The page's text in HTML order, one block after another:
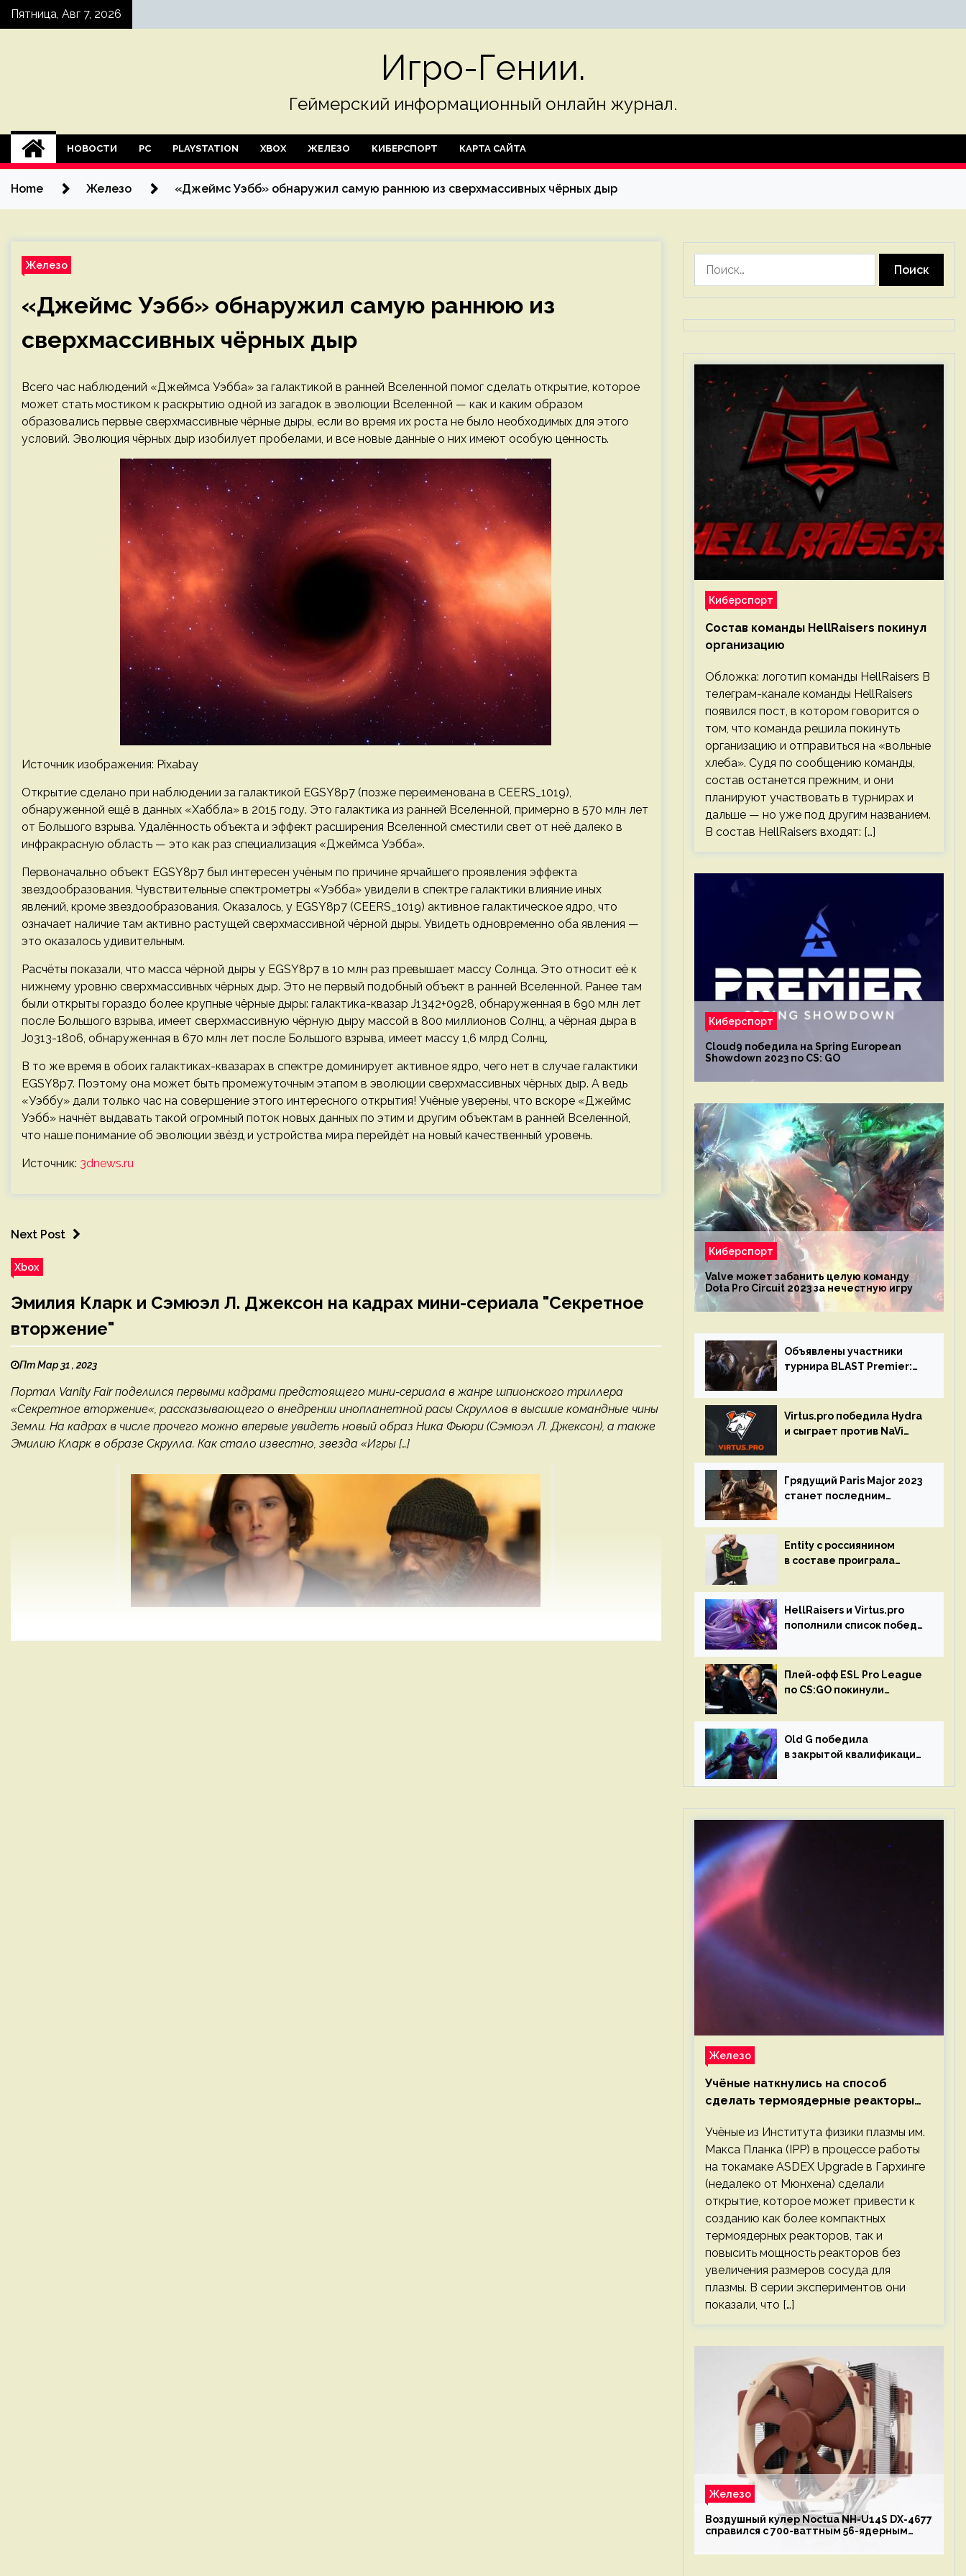
SkipПятница, Авг 7, 2026
Игро-Гении.
Геймерский информационный онлайн журнал.
НОВОСТИ PC PLAYSTATION XBOX ЖЕЛЕЗО КИБЕРСПОРТ КАРТА САЙТА
Home Железо «Джеймс Уэбб» обнаружил самую раннюю из сверхмассивных чёрных дыр
Железо
«Джеймс Уэбб» обнаружил самую раннюю из
сверхмассивных чёрных дыр
Всего час наблюдений «Джеймса Уэбба» за галактикой в ранней Вселенной помог сделать открытие, которое
может стать мостиком к раскрытию одной из загадок в эволюции Вселенной — как и каким образом
образовались первые сверхмассивные чёрные дыры, если во время их роста не было необходимых для этого
условий. Эволюция чёрных дыр изобилует пробелами, и все новые данные о них имеют особую ценность.
Источник изображения: Pixabay
Открытие сделано при наблюдении за галактикой EGSY8p7 (позже переименована в CEERS_1019),
обнаруженной ещё в данных «Хаббла» в 2015 году. Это галактика из ранней Вселенной, примерно в 570 млн лет
от Большого взрыва. Удалённость объекта и эффект расширения Вселенной сместили свет от неё далеко в
инфракрасную область — это как раз специализация «Джеймса Уэбба».
Первоначально объект EGSY8p7 был интересен учёным по причине ярчайшего проявления эффекта
звездообразования. Чувствительные спектрометры «Уэбба» увидели в спектре галактики влияние иных
явлений, кроме звездообразования. Оказалось, у EGSY8p7 (CEERS_1019) активное галактическое ядро, что
означает наличие там активно растущей сверхмассивной чёрной дыры. Увидеть одновременно оба явления —
это оказалось удивительным.
Расчёты показали, что масса чёрной дыры у EGSY8p7 в 10 млн раз превышает массу Солнца. Это относит её к
нижнему уровню сверхмассивных чёрных дыр. Это не первый подобный объект в ранней Вселенной. Ранее там
были открыты гораздо более крупные чёрные дыры: галактика-квазар J1342+0928, обнаруженная в 690 млн лет
после Большого взрыва, имеет сверхмассивную чёрную дыру массой в 800 миллионов Солнц, а чёрная дыра в
J0313-1806, обнаруженная в 670 млн лет после Большого взрыва, имеет массу 1,6 млрд Солнц.
В то же время в обоих галактиках-квазарах в спектре доминирует активное ядро, чего нет в случае галактики
EGSY8p7. Поэтому она может быть промежуточным этапом в эволюции сверхмассивных чёрных дыр. А ведь
«Уэббу» дали только час на совершение этого интересного открытия! Учёные уверены, что вскоре «Джеймс
Уэбб» начнёт выдавать такой огромный поток новых данных по этим и другим объектам в ранней Вселенной,
что наше понимание об эволюции звёзд и устройства мира перейдёт на новый качественный уровень.
Источник: 3dnews.ru
Next Post
Xbox
Эмилия Кларк и Сэмюэл Л. Джексон на кадрах мини-сериала "Секретное
вторжение"
Пт Мар 31 , 2023
Портал Vanity Fair поделился первыми кадрами предстоящего мини-сериала в жанре шпионского триллера
«Секретное вторжение«, рассказывающего о внедрении инопланетной расы Скруллов в высшие командные чины
Земли. На кадрах в числе прочего можно впервые увидеть новый образ Ника Фьюри (Сэмюэл Л. Джексон), а также
Эмилию Кларк в образе Скрулла. Как стало известно, звезда «Игры […]
Киберспорт
Состав команды HellRaisers покинул
организацию
Обложка: логотип команды HellRaisers В
телеграм-канале команды HellRaisers
появился пост, в котором говорится о
том, что команда решила покинуть
организацию и отправиться на «вольные
хлеба». Судя по сообщению команды,
состав останется прежним, и они
планируют участвовать в турнирах и
дальше — но уже под другим названием.
В состав HellRaisers входят: […]
Киберспорт
Cloud9 победила на Spring European
Showdown 2023 по CS: GO
Киберспорт
Valve может забанить целую команду
Dota Pro Circuit 2023 за нечестную игру
Объявлены участники
турнира BLAST Premier:
Virtus.pro победила Hydra
и сыграет против NaVi
Circuit
Грядущий Paris Major 2023
станет последним
GO
Entity с россиянином
в составе проиграла
Circuit 2023
HellRaisers и Virtus.pro
пополнили список побед
Плей-офф ESL Pro League
по CS:GO покинули
Old G победила
в закрытой квалификации
Западной Европы
Железо
Учёные наткнулись на способ
сделать термоядерные реакторы
Учёные из Института физики плазмы им.
Макса Планка (IPP) в процессе работы
на токамаке ASDEX Upgrade в Гархинге
(недалеко от Мюнхена) сделали
открытие, которое может привести к
созданию как более компактных
термоядерных реакторов, так и
повысить мощность реакторов без
увеличения размеров сосуда для
плазмы. В серии экспериментов они
показали, что […]
Железо
Воздушный кулер Noctua NH-U14S DX-4677
справился с 700-ваттным 56-ядерным